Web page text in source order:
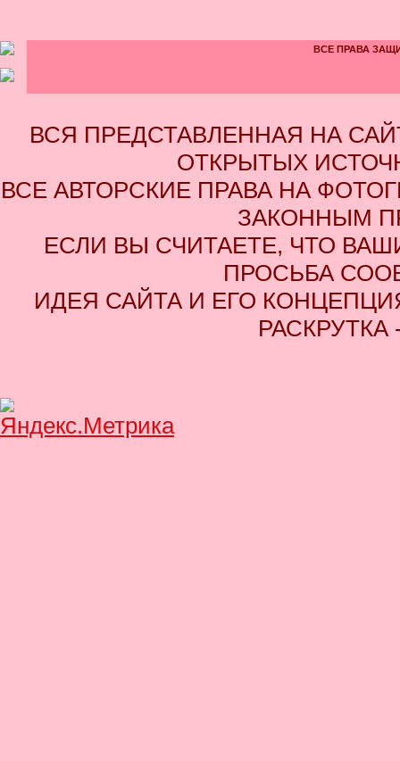
ВСЕ ПРАВА
ВСЯ ПРЕДСТАВЛЕННАЯ НА
ОТКРЫТЫХ
ВСЕ АВТОРСКИЕ ПРАВА НА
ЗАКОННЫМ
ЕСЛИ ВЫ СЧИТАЕТЕ, ЧТО
ПРОСЬБА
ИДЕЯ САЙТА И ЕГО
РАСКРУТКА